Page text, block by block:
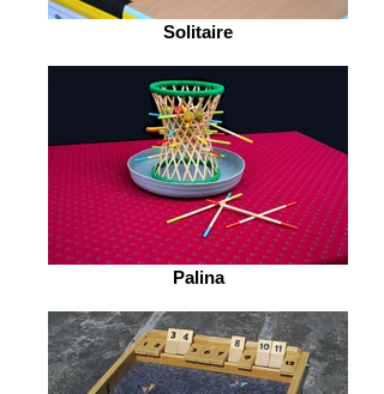
Solitaire
Palina